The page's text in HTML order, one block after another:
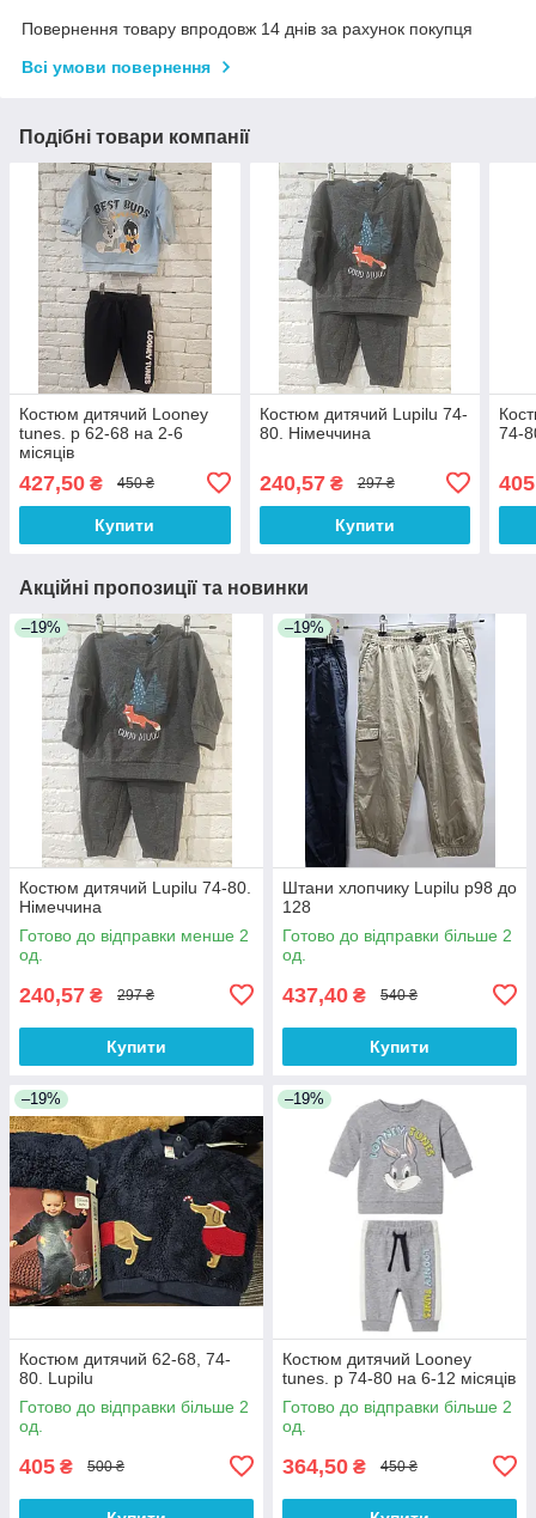
Повернення товару впродовж 14 днів за рахунок покупця
Всі умови повернення
Подібні товари компанії
Костюм дитячий Looney
tunes. р 62-68 на 2-6
місяців
427,50 ₴ 450 ₴
Купити
Костюм дитячий Lupilu 74-
80. Німеччина
240,57₴ 297 ₴
Купити
74-
405
Акційні пропозиції та новинки
–19%
Костюм дитячий Lupilu 74-80.
Німеччина
Готово до відправки менше 2
од.
240,57 ₴ 297 ₴
Купити
–19%
Штани хлопчику Lupilu р98 до
128
Готово до відправки більше 2
од.
437,40 ₴ 540 ₴
Купити
–19%
Костюм дитячий 62-68, 74-
80. Lupilu
Готово до відправки більше 2
од.
405 ₴ 500 ₴
–19%
Костюм дитячий Looney
tunes. р 74-80 на 6-12 місяців
Готово до відправки більше 2
од.
364,50 ₴ 450 ₴